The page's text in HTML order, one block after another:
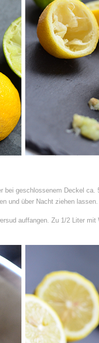
bei geschlossenem Deckel ca.
und über Nacht ziehen lassen.
auffangen. Zu 1/2 Liter